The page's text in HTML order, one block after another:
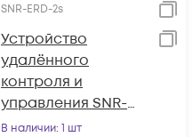
SNR-ERD-2s
Устройство
удалённого
контроля и
управления SNR-
ERD-2s, металл
В наличии: 1 шт